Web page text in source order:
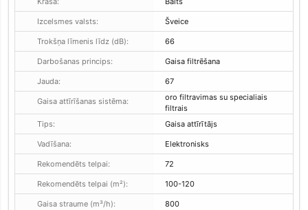
Izcelsmes valsts: Šveice
Trokšņa līmenis līdz (dB): 66
Darbošanas princips: Gaisa filtrēšana
Jauda: 67
Gaisa attīrīšanas sistēma:
oro filtravimas su specialiais
filtrais
Tips:
Gaisa attīrītājs
Vadīšana: Elektronisks
Rekomendēts telpai: 72
Rekomendēts telpai (m²): 100-120
Gaisa straume (m³/h): 800